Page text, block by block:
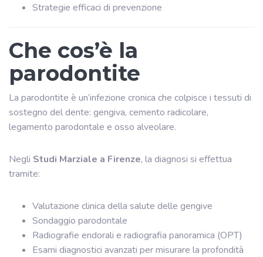
Strategie efficaci di prevenzione
Che cos’è la
parodontite
La parodontite è un’infezione cronica che colpisce i tessuti di
sostegno del dente: gengiva, cemento radicolare,
legamento parodontale e osso alveolare.
Negli Studi Marziale a Firenze, la diagnosi si effettua
tramite:
Valutazione clinica della salute delle gengive
Sondaggio parodontale
Radiografie endorali e radiografia panoramica (OPT)
Esami diagnostici avanzati per misurare la profondità